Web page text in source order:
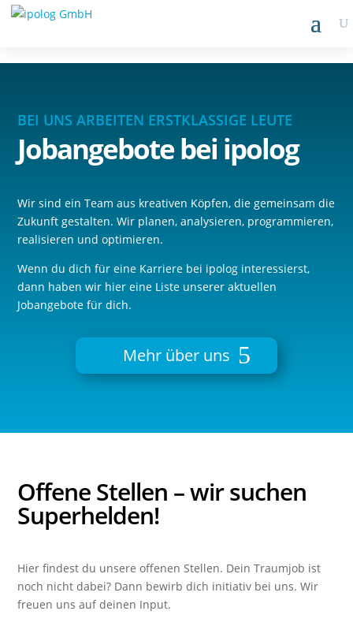
BEI UNS ARBEITEN ERSTKLASSIGE LEUTE
Jobangebotebei ipolog
Wir sind ein Team aus kreativen Köpfen, die gemeinsam die
Zukunft gestalten. Wir planen, analysieren, programmieren,
realisieren und optimieren.
Wenn du dich für eine Karriere bei ipolog interessierst,
dann haben wir hier eine Liste unserer aktuellen
Jobangebote für dich.
Mehr über uns
Offene Stellen – wir suchen
Superhelden!
Hier findest du unsere offenen Stellen. Dein Traumjob ist
noch nicht dabei? Dann bewirb dich initiativ bei uns. Wir
freuen uns auf deinen Input.